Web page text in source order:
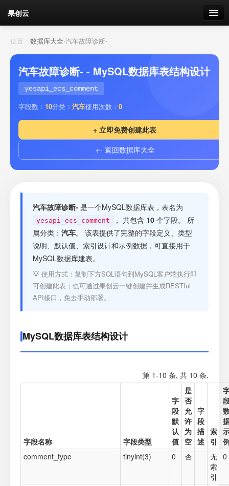
果创云
数据表单
API接口
云存储
我的
套餐 加流量
接口测试
位置： 数据库大全›汽车故障诊断-
汽车故障诊断- - MySQL数据库表结构设计
yesapi_ecs_comment
字段数： 10分类： 汽车使用次数： 0
+ 立即免费创建此表
← 返回数据库大全
汽车故障诊断- 是一个MySQL数据库表，表名为
yesapi_ecs_comment ， 共包含 10 个字段。 所
属分类： 汽车。 该表提供了完整的字段定义、类型
说明、默认值、索引设计和示例数据，可直接用于
MySQL数据库建表。
💡 使用方式：复制下方SQL语句到MySQL客户端执行即
可创建此表；也可通过果创云一键创建并生成RESTful
API接口，免去手动部署。
MySQL数据库表结构设计
第 1-10 条, 共 10 条.
字段名称 字段类型
字
段
默
认
值
是
否
允
许
为
空
字
段
描
述
索
引
comment_type
tinyint(3) 0 否
无
索
引
0